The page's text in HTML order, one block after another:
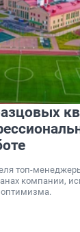
топ-
компании,
оптимизма.